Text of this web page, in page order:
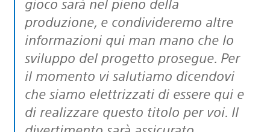
produzione, e condivideremo altre
informazioni qui man mano che lo
sviluppo del progetto prosegue. Per
il momento vi salutiamo dicendovi
che siamo elettrizzati di essere qui e
di realizzare questo titolo per voi. Il